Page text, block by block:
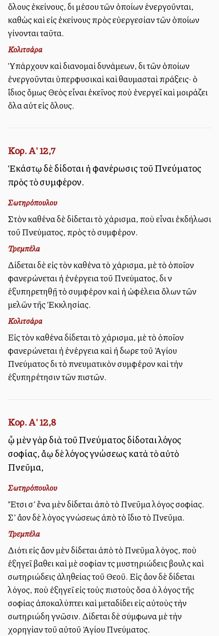
ὅλους ἐκείνους, διὰ μέσου τῶν ὁποίων ἐνεργοῦνται,
καθὼς καὶ εἰς ἐκείνους πρὸς εὐεργεσίαν τῶν ὁποίων
γίνονται ταῦτα.
Κολιτσάρα
Ὑπάρχουν καὶ διανομαὶ δυνάμεων, διὰ τῶν ὁποίων
ἐνεργοῦνται ὑπερφυσικαὶ καὶ θαυμασταὶ πράξεις· ὁ
ἴδιος ὅμως Θεὸς εἶναι ἐκεῖνος ποὺ ἐνεργεῖ καὶ μοιράζει
ὅλα αὐτὰ εἰς ὅλους.
Κορ. Α' 12,7
Ἑκάστῳ δὲ δίδοται ἡ φανέρωσις τοῦ Πνεύματος
πρὸς τὸ συμφέρον.
Σωτηρόπουλου
Στὸν καθένα δὲ δίδεται τὸ χάρισμα, ποὺ εἶναι ἐκδήλωσι
τοῦ Πνεύματος, πρὸς τὸ συμφέρον.
Τρεμπέλα
Δίδεται δὲ εἰς τὸν καθένα τὸ χάρισμα, μὲ τὸ ὁποῖον
φανερώνεται ἡ ἐνέργεια τοῦ Πνεύματος, διὰ νὰ
ἐξυπηρετηθῇ τὸ συμφέρον καὶ ἡ ὠφέλεια ὅλων τῶν
μελῶν τῆς Ἐκκλησίας.
Κολιτσάρα
Εἰς τὸν καθένα δίδεται τὸ χάρισμα, μὲ τὸ ὁποῖον
φανερώνεται ἡ ἐνέργεια καὶ ἡ δωρεὰ τοῦ Ἁγίου
Πνεύματος διὰ τὸ πνευματικὸν συμφέρον καὶ τὴν
ἐξυπηρέτησιν τῶν πιστῶν.
Κορ. Α' 12,8
ᾧ μὲν γὰρ διὰ τοῦ Πνεύματος δίδοται λόγος
σοφίας, ἄλλῳ δὲ λόγος γνώσεως κατὰ τὸ αὐτὸ
Πνεῦμα,
Σωτηρόπουλου
Ἔτσι σ’ ἕνα μὲν δίδεται ἀπὸ τὸ Πνεῦμα λόγος σοφίας.
Σ’ ἄλλον δὲ λόγος γνώσεως ἀπὸ τὸ ἴδιο τὸ Πνεῦμα.
Τρεμπέλα
Διότι εἰς ἄλλον μὲν δίδεται ἀπὸ τὸ Πνεῦμα λόγος, ποὺ
ἐξηγεῖ βαθειὰ καὶ μὲ σοφίαν τὰς μυστηριώδεις βουλὰς καὶ
σωτηριώδεις ἀληθείας τοῦ Θεοῦ. Εἰς ἄλλον δὲ δίδεται
λόγος, ποὺ ἐξηγεῖ εἰς τοὺς πιστοὺς ὅσα ὁ λόγος τῆς
σοφίας ἀποκαλύπτει καὶ μεταδίδει εἰς αὐτοὺς τὴν
σωτηριώδη γνῶσιν. Δίδεται δὲ σύμφωνα μὲ τὴν
χορηγίαν τοῦ αὐτοῦ Ἁγίου Πνεύματος.